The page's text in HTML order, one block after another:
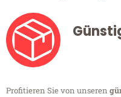
Profitieren Sie von unseren